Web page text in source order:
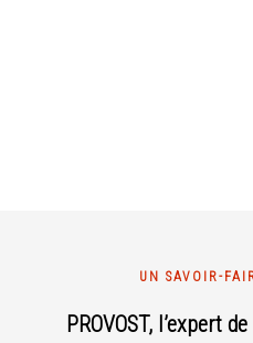
UN SAVOIR-
PROVOST, l’expert